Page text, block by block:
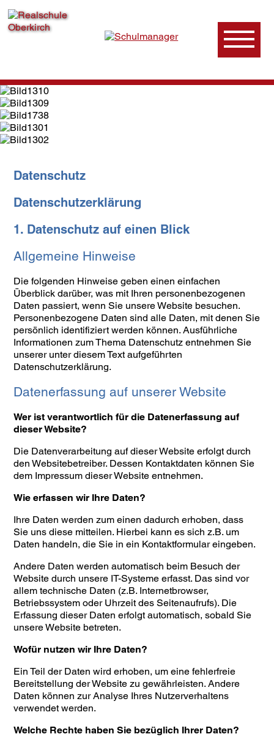
Datenschutz
Datenschutzerklärung
1. Datenschutz auf einen Blick
Allgemeine Hinweise
Die folgenden Hinweise geben einen einfachen
Überblick darüber, was mit Ihren personenbezogenen
Daten passiert, wenn Sie unsere Website besuchen.
Personenbezogene Daten sind alle Daten, mit denen Sie
persönlich identifiziert werden können. Ausführliche
Informationen zum Thema Datenschutz entnehmen Sie
unserer unter diesem Text aufgeführten
Datenschutzerklärung.
Datenerfassung auf unserer Website
Wer ist verantwortlich für die Datenerfassung auf
dieser Website?
Die Datenverarbeitung auf dieser Website erfolgt durch
den Websitebetreiber. Dessen Kontaktdaten können Sie
dem Impressum dieser Website entnehmen.
Wie erfassen wir Ihre Daten?
Ihre Daten werden zum einen dadurch erhoben, dass
Sie uns diese mitteilen. Hierbei kann es sich z.B. um
Daten handeln, die Sie in ein Kontaktformular eingeben.
Andere Daten werden automatisch beim Besuch der
Website durch unsere IT-Systeme erfasst. Das sind vor
allem technische Daten (z.B. Internetbrowser,
Betriebssystem oder Uhrzeit des Seitenaufrufs). Die
Erfassung dieser Daten erfolgt automatisch, sobald Sie
unsere Website betreten.
Wofür nutzen wir Ihre Daten?
Ein Teil der Daten wird erhoben, um eine fehlerfreie
Bereitstellung der Website zu gewährleisten. Andere
Daten können zur Analyse Ihres Nutzerverhaltens
verwendet werden.
Welche Rechte haben Sie bezüglich Ihrer Daten?